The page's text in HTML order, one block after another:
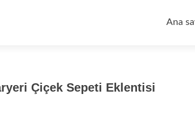
to
Ana
Çiçek Sepeti Eklentisi